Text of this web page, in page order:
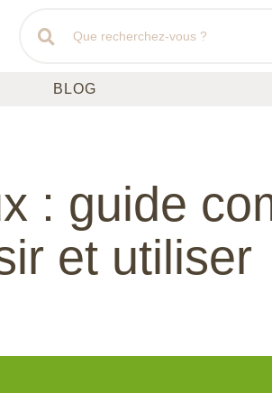
BLOG
: guide
et utiliser